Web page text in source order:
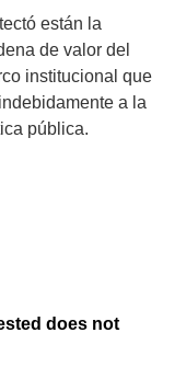
están la
de valor del
institucional que
a la
pública.